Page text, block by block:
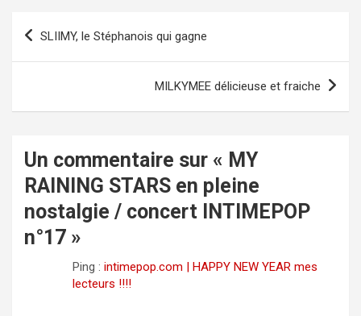
Navigation
SLIIMY, le Stéphanois qui gagne
MILKYMEE délicieuse et fraiche
Un commentaire sur « MY
RAINING STARS en pleine
nostalgie / concert INTIMEPOP
n°17 »
Ping : intimepop.com | HAPPY NEW YEAR mes
lecteurs !!!!